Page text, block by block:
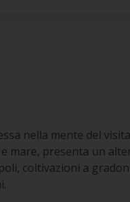
nella mente del
mare, presenta un
coltivazioni a